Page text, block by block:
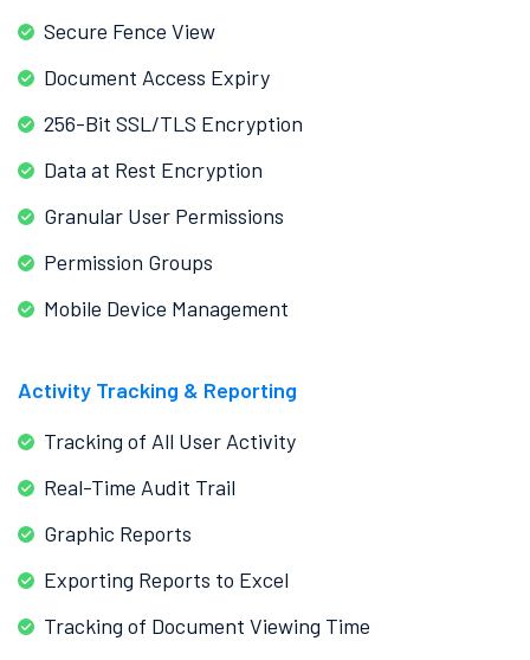
Secure Fence View
Document Access Expiry
256-Bit SSL/TLS Encryption
Data at Rest Encryption
Granular User Permissions
Permission Groups
Mobile Device Management
Activity Tracking & Reporting
Tracking of All User Activity
Real-Time Audit Trail
Graphic Reports
Exporting Reports to Excel
Tracking of Document Viewing Time